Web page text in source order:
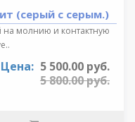
(серый с серым.)
на молнию и контактную
Цена: 5 500.00 руб.
5 800.00 руб.